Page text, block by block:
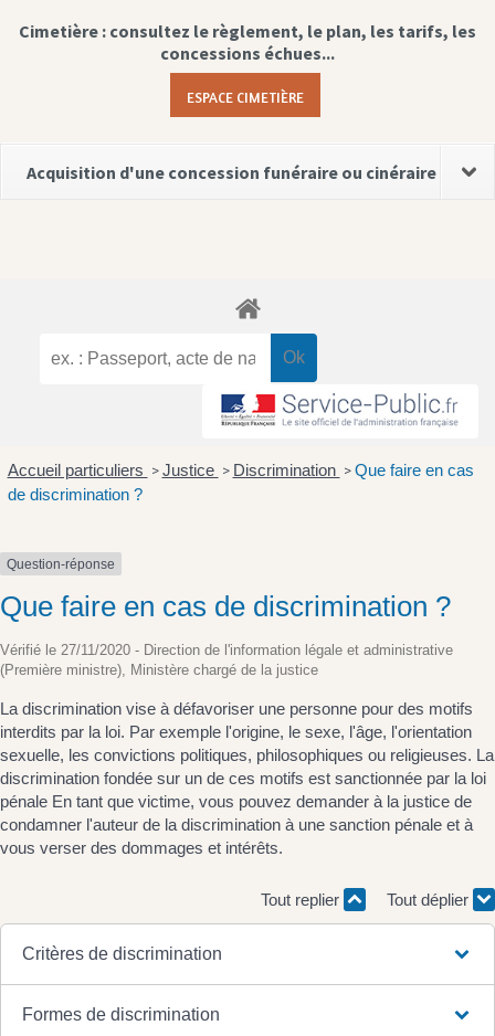
Cimetière : consultez le règlement, le plan, les tarifs, les
concessions échues...
ESPACE CIMETIÈRE
Acquisition d'une concession funéraire ou cinéraire
Accueil particuliers > Justice > Discrimination > Que faire en cas
de discrimination ?
Question-réponse
Que faire en cas de discrimination ?
Vérifié le 27/11/2020 - Direction de l'information légale et administrative
(Première ministre), Ministère chargé de la justice
La discrimination vise à défavoriser une personne pour des motifs
interdits par la loi. Par exemple l'origine, le sexe, l'âge, l'orientation
sexuelle, les convictions politiques, philosophiques ou religieuses. La
discrimination fondée sur un de ces motifs est sanctionnée par la loi
pénale En tant que victime, vous pouvez demander à la justice de
condamner l'auteur de la discrimination à une sanction pénale et à
vous verser des dommages et intérêts.
Tout replier Tout déplier
Critères de discrimination
Formes de discrimination